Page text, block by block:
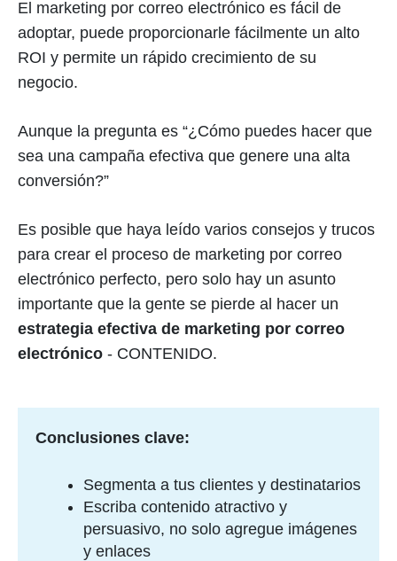
El marketing por correo electrónico es fácil de
adoptar, puede proporcionarle fácilmente un alto
ROI y permite un rápido crecimiento de su
negocio.
Aunque la pregunta es “¿Cómo puedes hacer que
sea una campaña efectiva que genere una alta
conversión?”
Es posible que haya leído varios consejos y trucos
para crear el proceso de marketing por correo
electrónico perfecto, pero solo hay un asunto
importante que la gente se pierde al hacer un
estrategia efectiva de marketing por correo
electrónico - CONTENIDO.
Conclusiones clave:
Segmenta a tus clientes y destinatarios
Escriba contenido atractivo y
persuasivo, no solo agregue imágenes
y enlaces